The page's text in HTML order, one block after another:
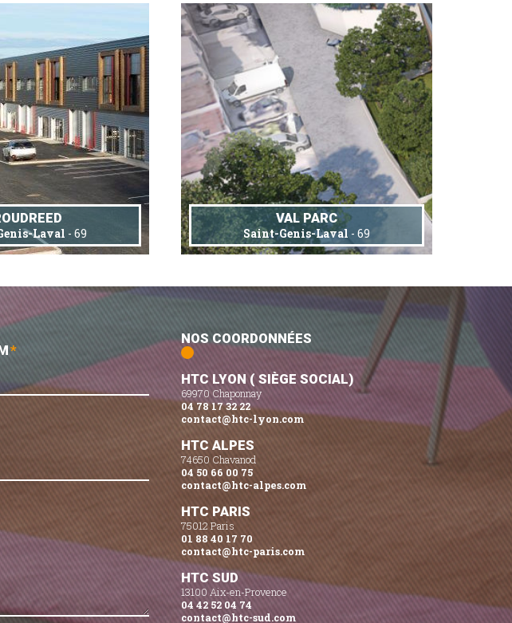
Laval - 69
VAL PARC
Saint-Genis-Laval - 69
*
NOS COORDONNÉES
HTC LYON ( SIÈGE SOCIAL)
69970 Chaponnay
04 78 17 32 22
contact@htc-lyon.com
HTC ALPES
74650 Chavanod
04 50 66 00 75
contact@htc-alpes.com
HTC PARIS
75012 Paris
01 88 40 17 70
contact@htc-paris.com
HTC SUD
13100 Aix-en-Provence
04 42 52 04 74
contact@htc-sud.com